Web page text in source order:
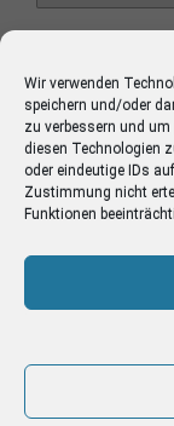
Wir verwenden
speichern und/oder
zu verbessern und
diesen Technologien
oder eindeutige IDs
Zustimmung nicht
Funktionen
Diese Website
Erfahre mehr